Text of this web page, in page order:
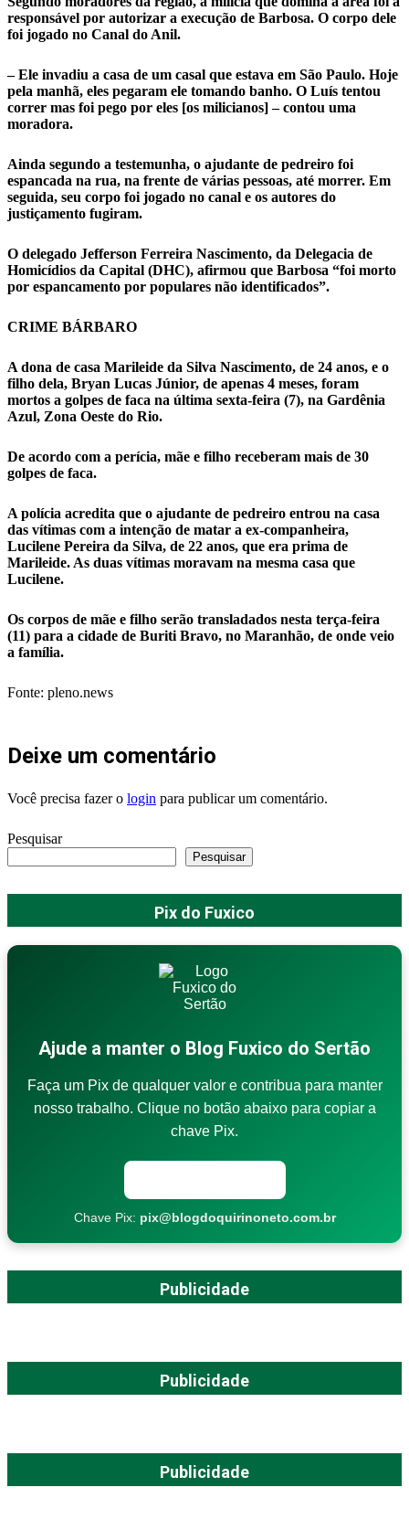
responsável por autorizar a execução de Barbosa. O corpo dele
foi jogado no Canal do Anil.
– Ele invadiu a casa de um casal que estava em São Paulo. Hoje
pela manhã, eles pegaram ele tomando banho. O Luís tentou
correr mas foi pego por eles [os milicianos] – contou uma
moradora.
Ainda segundo a testemunha, o ajudante de pedreiro foi
espancada na rua, na frente de várias pessoas, até morrer. Em
seguida, seu corpo foi jogado no canal e os autores do
justiçamento fugiram.
O delegado Jefferson Ferreira Nascimento, da Delegacia de
Homicídios da Capital (DHC), afirmou que Barbosa “foi morto
por espancamento por populares não identificados”.
CRIME BÁRBARO
A dona de casa Marileide da Silva Nascimento, de 24 anos, e o
filho dela, Bryan Lucas Júnior, de apenas 4 meses, foram
mortos a golpes de faca na última sexta-feira (7), na Gardênia
Azul, Zona Oeste do Rio.
De acordo com a perícia, mãe e filho receberam mais de 30
golpes de faca.
A polícia acredita que o ajudante de pedreiro entrou na casa
das vítimas com a intenção de matar a ex-companheira,
Lucilene Pereira da Silva, de 22 anos, que era prima de
Marileide. As duas vítimas moravam na mesma casa que
Lucilene.
Os corpos de mãe e filho serão transladados nesta terça-feira
(11) para a cidade de Buriti Bravo, no Maranhão, de onde veio
a família.
Fonte: pleno.news
Deixe um comentário
Você precisa fazer o login para publicar um comentário.
Pesquisar
Pesquisar
Pix do Fuxico
Ajude a manter o Blog Fuxico do Sertão
Faça um Pix de qualquer valor e contribua para manter
nosso trabalho. Clique no botão abaixo para copiar a
chave Pix.
Chave Pix: pix@blogdoquirinoneto.com.br
Publicidade
Publicidade
Publicidade